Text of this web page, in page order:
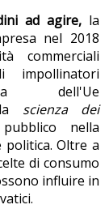
ad agire, la
nel 2018
commerciali
impollinatori
dell'Ue
scienza dei
nella
politica. Oltre a
di consumo
influire in